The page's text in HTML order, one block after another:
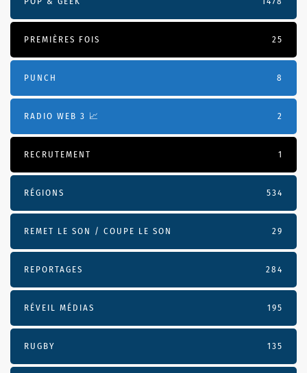
PREMIÈRES FOIS 25
PUNCH 8
RADIO WEB 3 📈 2
RECRUTEMENT 1
RÉGIONS 534
REMET LE SON / COUPE LE SON 29
REPORTAGES 284
RÉVEIL MÉDIAS 195
RUGBY 135